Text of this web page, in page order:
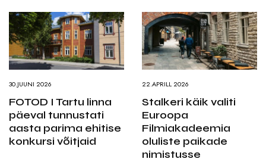
30.JUUNI 2026
FOTOD I Tartu linna
päeval tunnustati
aasta parima ehitise
konkursi võitjaid
22.APRILL 2026
Stalkeri käik valiti
Euroopa
Filmiakadeemia
oluliste paikade
nimistusse